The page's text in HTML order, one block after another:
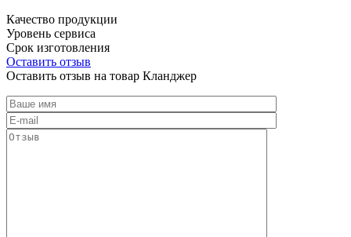
Качество продукции
Уровень сервиса
Срок изготовления
Оставить отзыв
Оставить отзыв на товар Кланджер